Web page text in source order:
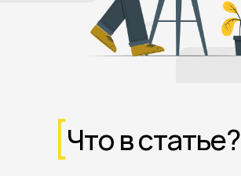
Что в статье?